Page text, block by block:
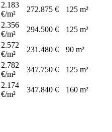
2.183
€/m²
272.875 € 125 m²
2.356
€/m²
294.500 € 125 m²
2.572
€/m²
231.480 € 90 m²
2.782
€/m²
347.750 € 125 m²
2.174
€/m²
347.840 € 160 m²